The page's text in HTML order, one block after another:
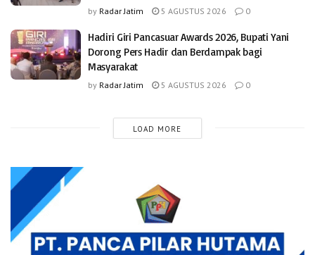
by Radar Jatim 5 AGUSTUS 2026 0
Hadiri Giri Pancasuar Awards 2026, Bupati Yani
Dorong Pers Hadir dan Berdampak bagi
Masyarakat
by Radar Jatim 5 AGUSTUS 2026 0
LOAD MORE